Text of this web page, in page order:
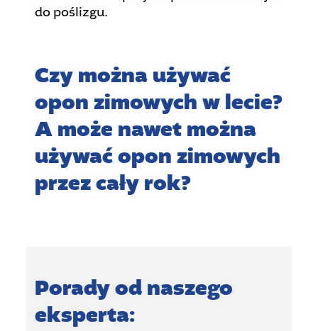
do poślizgu.
Czy można używać
opon zimowych w lecie?
A może nawet można
używać opon zimowych
przez cały rok?
Porady od naszego
eksperta: